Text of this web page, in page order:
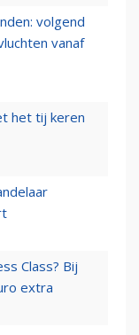
volgend
vanaf
het tij keren
Class? Bij
extra